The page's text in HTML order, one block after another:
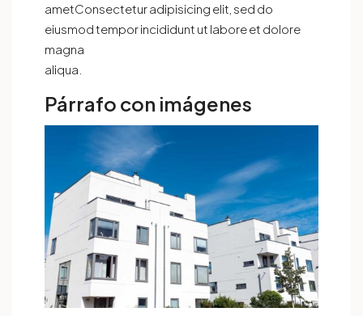
ametConsectetur adipisicing elit, sed do
eiusmod tempor incididunt ut labore et dolore
magna
aliqua.
Párrafo con imágenes